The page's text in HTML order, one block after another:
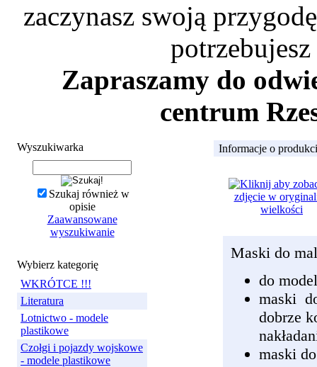
zaczynasz swoją
Zapraszamy do
centrum
Wyszukiwarka
Szukaj również w
opisie
Zaawansowane
wyszukiwanie
Wybierz kategorię
WKRÓTCE !!!
Literatura
Lotnictwo - modele
plastikowe
Czołgi i pojazdy wojskowe
- modele plastikowe
Informacje o
Maski do
do
maski
dobrze
maski